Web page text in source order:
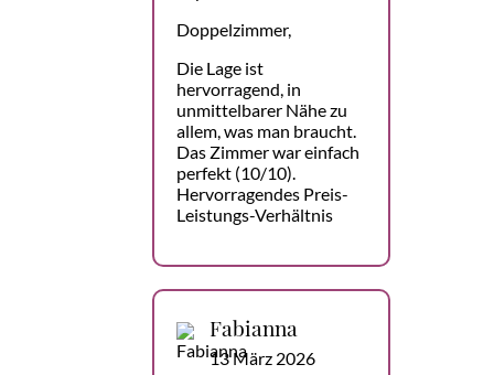
Doppelzimmer,
Die Lage ist
hervorragend, in
unmittelbarer Nähe zu
allem, was man braucht.
Das Zimmer war einfach
perfekt (10/10).
Hervorragendes Preis-
Leistungs-Verhältnis
Fabianna
13 März 2026